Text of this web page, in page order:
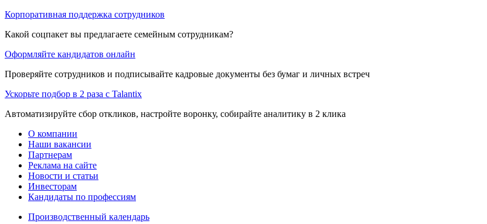
Корпоративная поддержка сотрудников
Какой соцпакет вы предлагаете семейным сотрудникам?
Оформляйте кандидатов онлайн
Проверяйте сотрудников и подписывайте кадровые документы без бумаг и личных встреч
Ускорьте подбор в 2 раза с Talantix
Автоматизируйте сбор откликов, настройте воронку, собирайте аналитику в 2 клика
О компании
Наши вакансии
Партнерам
Реклама на сайте
Новости и статьи
Инвесторам
Кандидаты по профессиям
Производственный календарь